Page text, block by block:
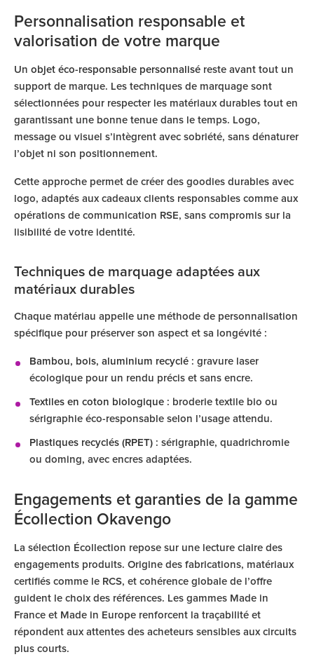
Personnalisation responsable et
valorisation de votre marque
Un objet éco-responsable personnalisé reste avant tout un
support de marque. Les techniques de marquage sont
sélectionnées pour respecter les matériaux durables tout en
garantissant une bonne tenue dans le temps. Logo,
message ou visuel s’intègrent avec sobriété, sans dénaturer
l’objet ni son positionnement.
Cette approche permet de créer des goodies durables avec
logo, adaptés aux cadeaux clients responsables comme aux
opérations de communication RSE, sans compromis sur la
lisibilité de votre identité.
Techniques de marquage adaptées aux
matériaux durables
Chaque matériau appelle une méthode de personnalisation
spécifique pour préserver son aspect et sa longévité :
Bambou, bois, aluminium recyclé : gravure laser
écologique pour un rendu précis et sans encre.
Textiles en coton biologique : broderie textile bio ou
sérigraphie éco-responsable selon l’usage attendu.
Plastiques recyclés (RPET) : sérigraphie, quadrichromie
ou doming, avec encres adaptées.
Engagements et garanties de la gamme
Écollection Okavengo
La sélection Écollection repose sur une lecture claire des
engagements produits. Origine des fabrications, matériaux
certifiés comme le RCS, et cohérence globale de l’offre
guident le choix des références. Les gammes Made in
France et Made in Europe renforcent la traçabilité et
répondent aux attentes des acheteurs sensibles aux circuits
plus courts.